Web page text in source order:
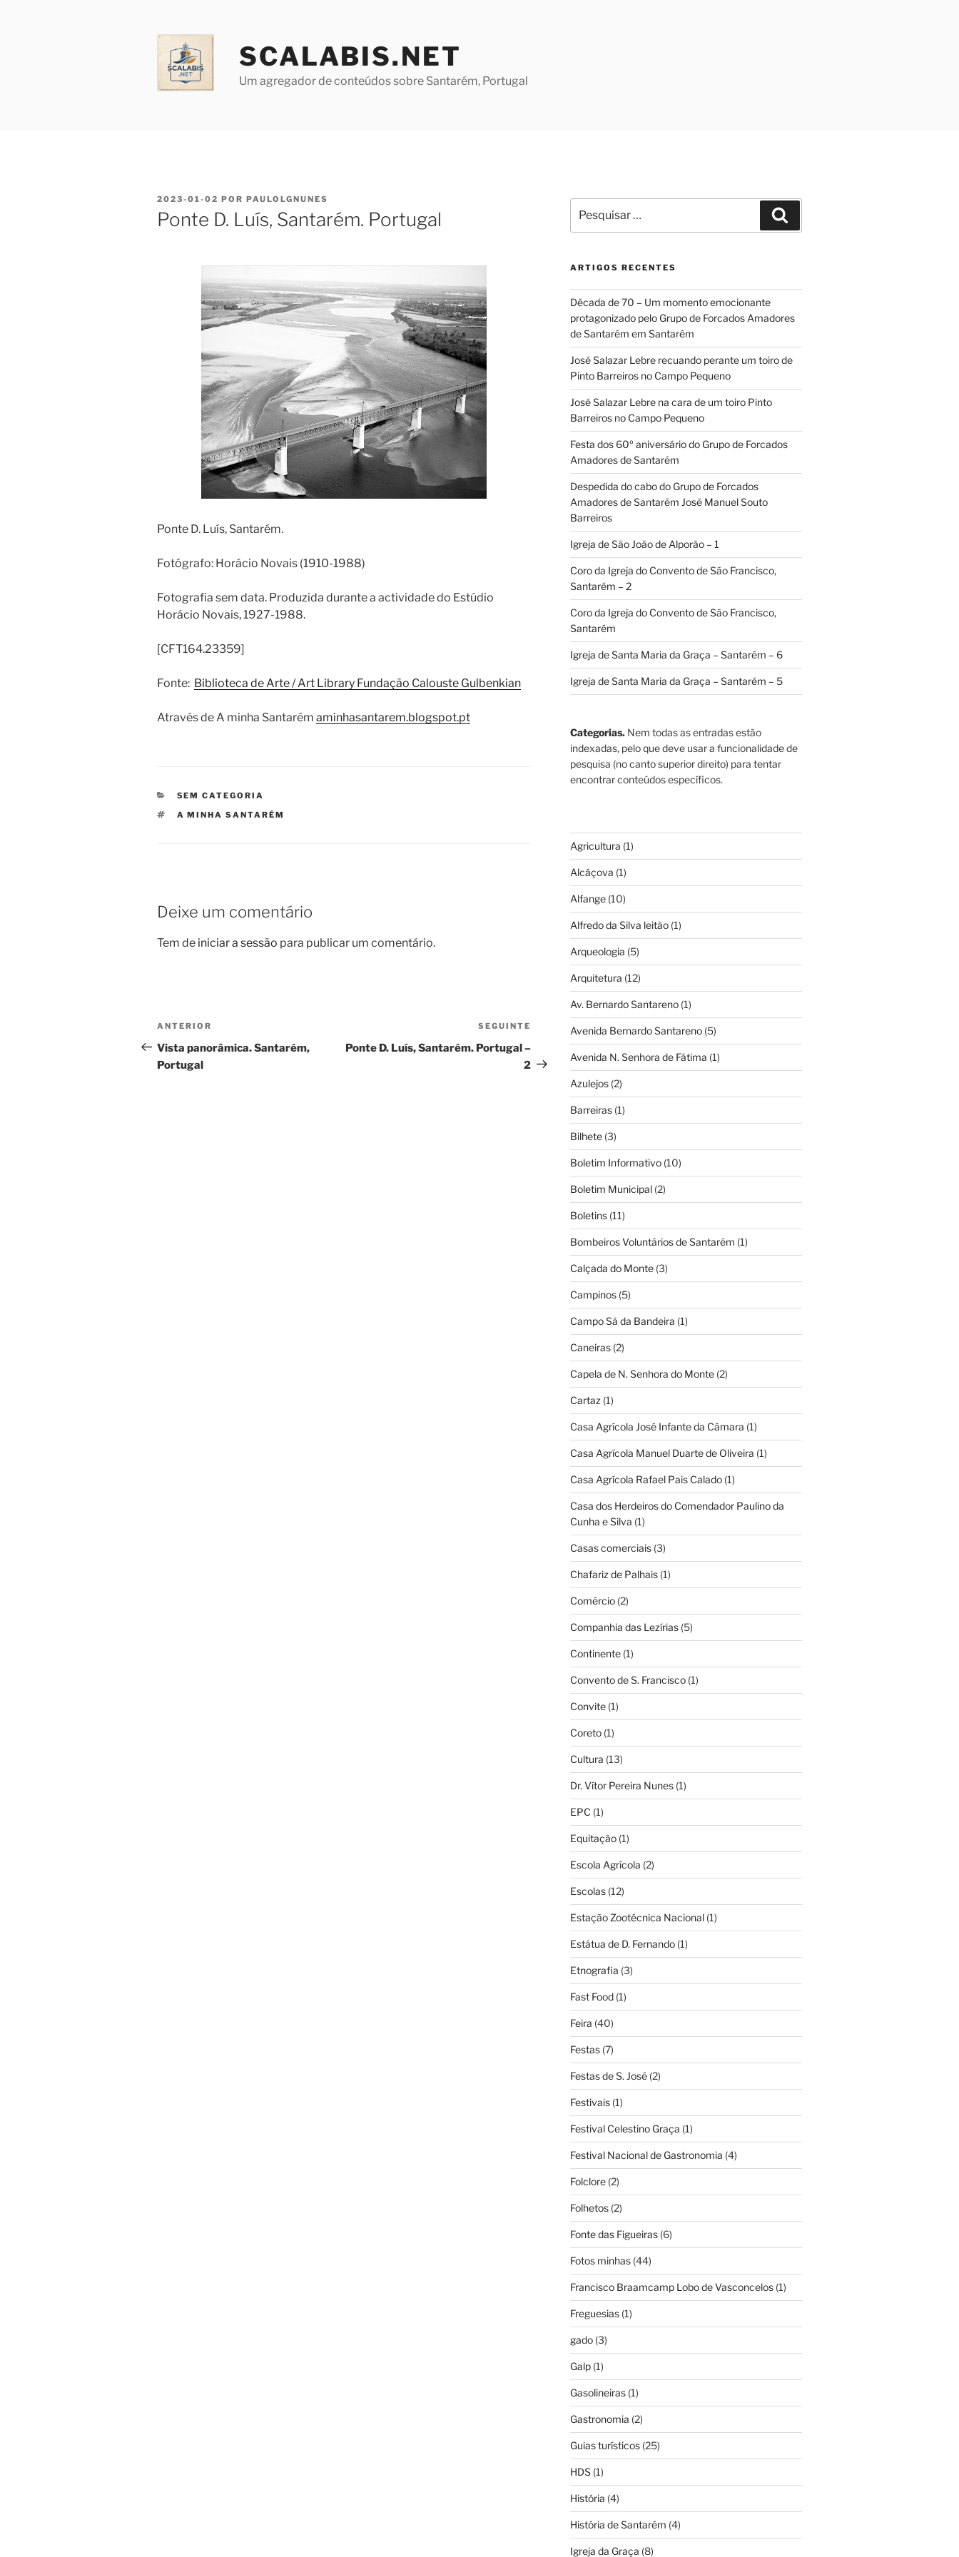
SCALABIS.NET
Um agregador de conteúdos sobre Santarém, Portugal
PUBLICADO
EM
2023-01-02 POR PAULOLGNUNES
Ponte D. Luís, Santarém. Portugal
Ponte D. Luís, Santarém.
Fotógrafo: Horácio Novais (1910-1988)
Fotografia sem data. Produzida durante a actividade do Estúdio
Horácio Novais, 1927-1988.
[CFT164.23359]
Fonte: Biblioteca de Arte / Art Library Fundação Calouste Gulbenkian
Através de A minha Santarém aminhasantarem.blogspot.pt
CATEGORIAS
SEM CATEGORIA
ETIQUETAS
A MINHA SANTARÉM
Deixe um comentário
Tem de iniciar a sessão para publicar um comentário.
Navegação
de
artigos
Conteúdo
anterior
ANTERIOR
Vista panorâmica. Santarém,
Portugal
Conteúdo
seguinte
SEGUINTE
Ponte D. Luís, Santarém. Portugal –
2
por:
ARTIGOS RECENTES
Década de 70 – Um momento emocionante
protagonizado pelo Grupo de Forcados Amadores
de Santarém em Santarém
José Salazar Lebre recuando perante um toiro de
Pinto Barreiros no Campo Pequeno
José Salazar Lebre na cara de um toiro Pinto
Barreiros no Campo Pequeno
Festa dos 60º aniversário do Grupo de Forcados
Amadores de Santarém
Despedida do cabo do Grupo de Forcados
Amadores de Santarém José Manuel Souto
Barreiros
Igreja de São João de Alporão – 1
Coro da Igreja do Convento de São Francisco,
Santarém – 2
Coro da Igreja do Convento de São Francisco,
Santarém
Igreja de Santa Maria da Graça – Santarém – 6
Igreja de Santa Maria da Graça – Santarém – 5
Categorias.Nem todas as entradas estão
indexadas, pelo que deve usar a funcionalidade de
pesquisa (no canto superior direito) para tentar
encontrar conteúdos específicos.
Agricultura (1)
Alcáçova (1)
Alfange(10)
Alfredo da Silva leitão(1)
Arqueologia (5)
Arquitetura (12)
Av. Bernardo Santareno(1)
Avenida Bernardo Santareno(5)
Avenida N. Senhora de Fátima (1)
Azulejos(2)
Barreiras(1)
Bilhete(3)
Boletim Informativo(10)
Boletim Municipal(2)
Boletins(11)
Bombeiros Voluntários de Santarém (1)
Calçada do Monte(3)
Campinos(5)
Campo Sá da Bandeira (1)
Caneiras(2)
Capela de N. Senhora do Monte(2)
Cartaz (1)
Casa Agrícola José Infante da Câmara (1)
Casa Agrícola Manuel Duarte de Oliveira (1)
Casa Agrícola Rafael Pais Calado(1)
Casa dos Herdeiros do Comendador Paulino da
Cunha e Silva (1)
Casas comerciais(3)
Chafariz de Palhais(1)
Comércio(2)
Companhia das Lezírias(5)
Continente(1)
Convento de S. Francisco(1)
Convite(1)
Coreto(1)
Cultura (13)
Dr. Vítor Pereira Nunes(1)
EPC (1)
Equitação(1)
Escola Agrícola (2)
Escolas(12)
Estação Zootécnica Nacional(1)
Estátua de D. Fernando(1)
Etnografia (3)
Fast Food(1)
Feira (40)
Festas(7)
Festas de S. José(2)
Festivais(1)
Festival Celestino Graça (1)
Festival Nacional de Gastronomia (4)
Folclore(2)
Folhetos(2)
Fonte das Figueiras(6)
Fotos minhas(44)
Francisco Braamcamp Lobo de Vasconcelos(1)
Freguesias(1)
gado(3)
Galp(1)
Gasolineiras(1)
Gastronomia (2)
Guias turísticos(25)
HDS(1)
História (4)
História de Santarém (4)
Igreja da Graça (8)